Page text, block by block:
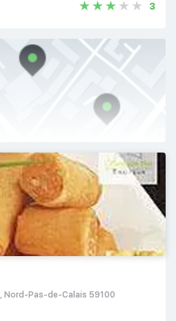
3
Nord-Pas-de-Calais 59100